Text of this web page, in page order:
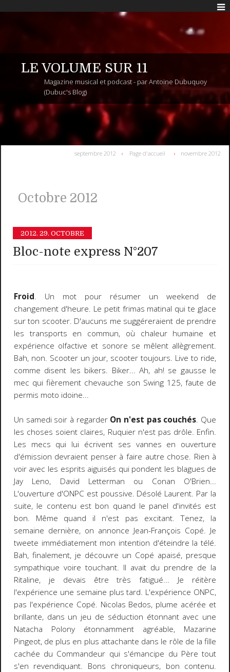
LE VOLUME SUR 11
Magazine musical et podcast - par Antoine Dubuquoy
(Dubuc's Blog)
septembre 2012 Page d'accueil novembre 2012
Octobre 2012
2012. 29. OCTOBRE
Bloc-note express N°207
Froid. Un mot pour résumer un weekend de
changement d'heure. Le petit frimas matinal qui te glace
sur ton scooter. D'aucuns me suggéreraient de prendre
les transports en commun, où chaleur humaine et
expérience olfactive et sonore se mêlent allègrement.
Bah, non. Scooter un jour, scooter toujours. Live to ride,
comme disent les bikers. Biker... Ah, ah! se gausse le
mec qui fièrement chevauche son Swing 125, faute de
permis moto idoine...
Un samedi soir à regarder On n'est pas couchés. Que
les choses soient claires, Ruquier n'est pas drôle. Enfin.
Les mecs qui lui écrivent ses vannes en ouverture
d'émission devraient penser à faire autre chose. Rien à
voir avec les esprits aiguisés qui pondent les blagues de
Jay Leno, David Letterman ou Conan O'Brien...
L'ouverture d'ONPC est poussive. Désolé Laurent. Par la
suite, le contenu est bon quand le panel d'invités est
bon. Même quand il n'est pas excitant. Tenez, la
semaine dernière, on annonce Jean-François Copé. Je
tweete immédiatement mon intention d'éteindre la télé.
Bah, finalement, je découvre un Copé apaisé, presque
sympathique voire touchant. Il avait du prendre de la
Ritaline, je devais être très fatigué... Je réitère
l'expérience une semaine plus tard. L'expérience ONPC,
pas l'expérience Copé. Nicolas Bedos, plume acérée et
brillante, dans un jeu de séduction étonnant avec une
Natacha Polony étonnamment agréable, Mazarine
Pingeot, de plus en plus attachante dans le rôle de la fille
cachée du Commandeur qui s'émancipe du Père tout
s'en revendiquant. Bons chroniqueurs, bon contenu.